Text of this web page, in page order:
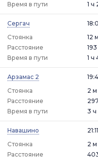
Время в пути
1 ч
Сергач
Стоянка
12 м
Расстояние
Время в пути
1 ч
Арзамас 2
Стоянка
2 м
Расстояние
Время в пути
3 ч
Навашино
21:11
Стоянка
2 м
Расстояние